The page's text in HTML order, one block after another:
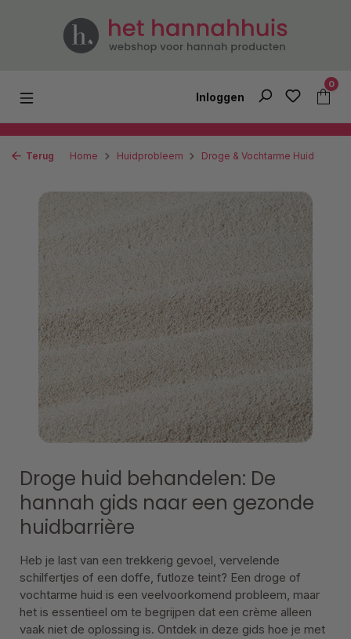
Ga naar de hoofdinhoud
Inloggen
0
Terug Home Huidprobleem Droge & Vochtarme Huid
Droge huid behandelen: De
hannah gids naar een gezonde
huidbarrière
Heb je last van een trekkerig gevoel, vervelende
schilfertjes of een doffe, futloze teint? Een droge of
vochtarme huid is een veelvoorkomend probleem, maar
het is essentieel om te begrijpen dat een crème alleen
vaak niet de oplossing is. Ontdek in deze gids hoe je met